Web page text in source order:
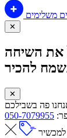
משלימים
✕
את השיחה
להכיר
✕
פה בשבילכם
050-7079955
למכשיר